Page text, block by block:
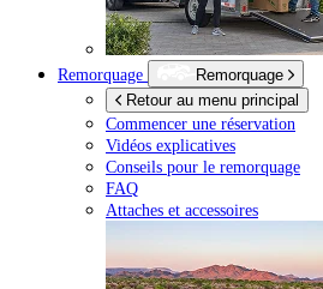
Remorquage
Remorquage
Retour au menu principal
Commencer une réservation
Vidéos explicatives
Conseils pour le remorquage
FAQ
Attaches et accessoires